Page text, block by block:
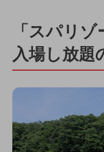
「スパリ
入場し放題